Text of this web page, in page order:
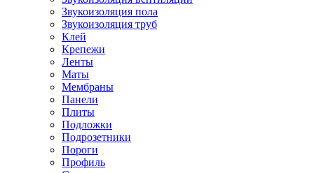
Звукоизоляция пола
Звукоизоляция труб
Клей
Крепежи
Ленты
Маты
Мембраны
Панели
Плиты
Подложки
Подрозетники
Пороги
Профиль